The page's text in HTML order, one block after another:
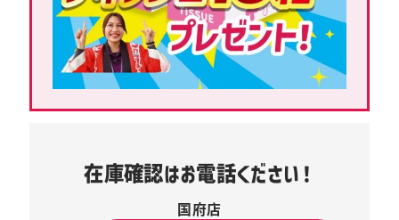
在庫確認はお電話ください！
国府店